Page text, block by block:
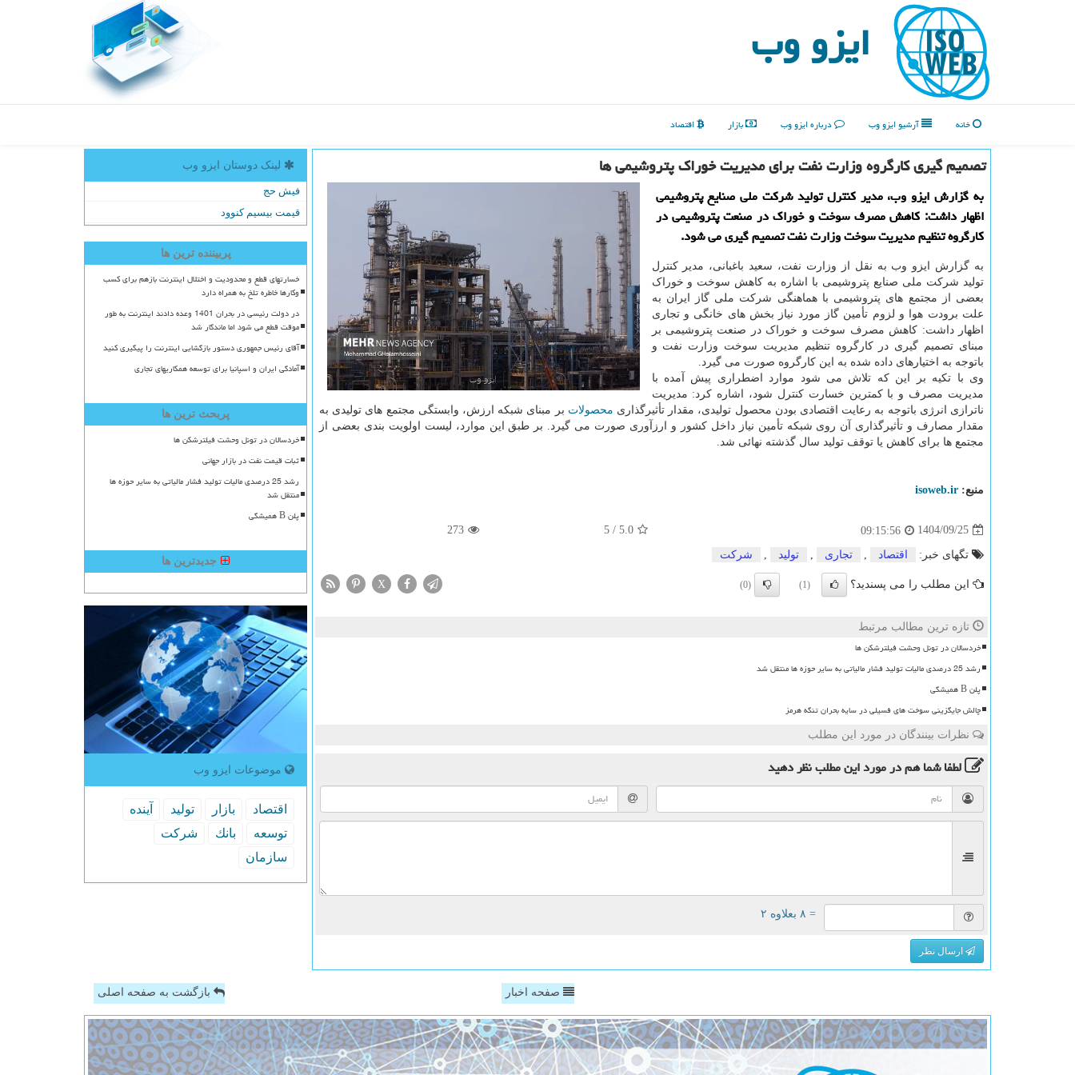
ایزو وب
خانه آرشیو ایزو وب درباره ایزو وب بازار اقتصاد
تصمیم گیری کارگروه وزارت نفت برای مدیریت خوراک پتروشیمی ها
به گزارش ایزو وب، مدیر کنترل تولید شرکت ملی صنایع پتروشیمی
اظهار داشت: کاهش مصرف سوخت و خوراک در صنعت پتروشیمی در
کارگروه تنظیم مدیریت سوخت وزارت نفت تصمیم گیری می شود.
به گزارش ایزو وب به نقل از وزارت نفت، سعید باغبانی، مدیر کنترل
تولید شرکت ملی صنایع پتروشیمی با اشاره به کاهش سوخت و خوراک
بعضی از مجتمع های پتروشیمی با هماهنگی شرکت ملی گاز ایران به
علت برودت هوا و لزوم تأمین گاز مورد نیاز بخش های خانگی و تجاری
اظهار داشت: کاهش مصرف سوخت و خوراک در صنعت پتروشیمی بر
مبنای تصمیم گیری در کارگروه تنظیم مدیریت سوخت وزارت نفت و
باتوجه به اختیارهای داده شده به این کارگروه صورت می گیرد.
وی با تکیه بر این که تلاش می شود موارد اضطراری پیش آمده با
مدیریت مصرف و با کمترین خسارت کنترل شود، اشاره کرد: مدیریت
ناترازی انرژی باتوجه به رعایت اقتصادی بودن محصول تولیدی، مقدار تأثیرگذاری محصولات بر مبنای شبکه ارزش، وابستگی مجتمع های تولیدی به
مقدار مصارف و تأثیرگذاری آن روی شبکه تأمین نیاز داخل کشور و ارزآوری صورت می گیرد. بر طبق این موارد، لیست اولویت بندی بعضی از
مجتمع ها برای کاهش یا توقف تولید سال گذشته نهائی شد.
منبع: isoweb.ir
1404/09/25
09:15:56
5.0
/
5
273
تگهای خبر: اقتصاد تجاری تولید شركت
این مطلب را می پسندید؟ (1)
(0)
X
تازه ترین مطالب مرتبط
خردسالان در تونل وحشت فیلترشکن ها
رشد 25 درصدی مالیات تولید فشار مالیاتی به سایر حوزه ها منتقل شد
پلن B همیشگی
چالش جایگزینی سوخت های فسیلی در سایه بحران تنگه هرمز
نظرات بینندگان در مورد این مطلب
لطفا شما همدر مورد این مطلبنظر دهید
= ۸ بعلاوه ۲
ارسال نظر
لینک دوستان ایزو وب
فیش حج
قیمت بیسیم کنوود
پربیننده ترین ها
خسارتهای قطع و محدودیت و اختلال اینترنت بازهم برای کسب
وکارها خاطره تلخ به همراه دارد
در دولت رئیسی در بحران 1401 وعده دادند اینترنت به طور
موقت قطع می شود اما ماندگار شد
آقای رئیس جمهوری دستور بازگشایی اینترنت را پیگیری کنید
آمادگی ایران و اسپانیا برای توسعه همکاریهای تجاری
پربحث ترین ها
خردسالان در تونل وحشت فیلترشکن ها
ثبات قیمت نفت در بازار جهانی
رشد 25 درصدی مالیات تولید فشار مالیاتی به سایر حوزه ها
منتقل شد
پلن B همیشگی
جدیدترین ها
موضوعات ایزو وب
اقتصاد بازار تولید
آینده
توسعه
بانك
شركت
سازمان
صفحه اخبار بازگشت به صفحه اصلی